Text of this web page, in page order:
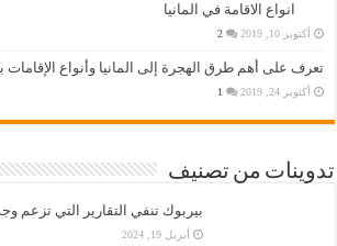
انواع الاقامة في المانيا
أكتوبر 10, 2019 2
تعرف على أهم طرق الهجرة إلى المانيا وأنواع الإقامات
أكتوبر 24, 2019 1
تدوينات من تصنيف
بيربوك تنفي التقارير التي تزعم
أبريل 19, 2024